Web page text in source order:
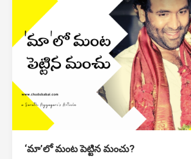
‘మా’లో మంట పెట్టిన మంచు?